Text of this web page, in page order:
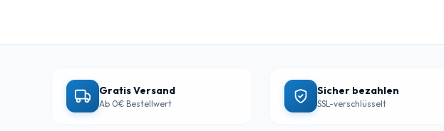
Gratis Versand
Ab 0€ Bestellwert
Sicher bezahlen
SSL-verschlüsselt